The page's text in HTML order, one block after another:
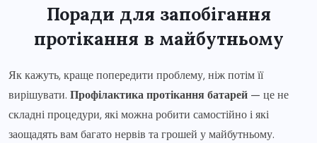
Поради для запобігання
протікання в майбутньому
Як кажуть, краще попередити проблему, ніж потім її
вирішувати. Профілактика протікання батарей — це не
складні процедури, які можна робити самостійно і які
заощадять вам багато нервів та грошей у майбутньому.